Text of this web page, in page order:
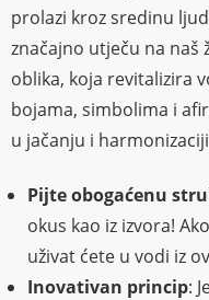
prolazi kroz sredinu
značajno utječu na naš
oblika, koja revitalizira
bojama, simbolima i
u jačanju i
Pijte obogaćenu
okus kao iz izvora!
uživat ćete u vodi iz
Inovativan princip: